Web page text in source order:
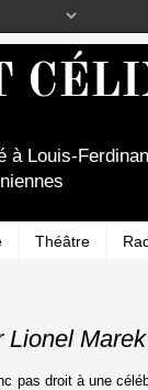
à Louis-
Théâtre
Lionel Marek
pas droit à une